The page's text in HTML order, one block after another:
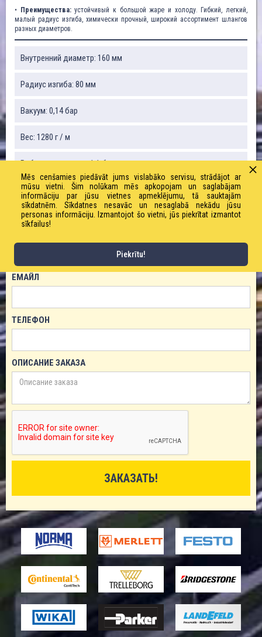
• Преимущества:устойчивый к большой жаре и холоду. Гибкий, легкий,
малый радиус изгиба, химически прочный, широкий ассортимент шлангов
разных диаметров.
Внутренний диаметр: 160 мм
Радиус изгиба: 80 мм
Вакуум: 0,14 бар
Вес: 1280 г / м
Рабочее давление: 1,1 бар
ЗАКАЗАТЬ ТОВАР!
ЕМАЙЛ
ТЕЛЕФОН
ОПИСАНИЕ ЗАКАЗА
Mēs cenšamies piedāvāt jums vislabāko servisu, strādājot ar
mūsu vietni. Šim nolūkam mēs apkopojam un saglabājam
informāciju par jūsu vietnes apmeklējumu, tā sauktajām
sīkdatnēm. Sīkdatnes nesavāc un nesaglabā nekādu jūsu
personas informāciju. Izmantojot šo vietni, jūs piekrītat izmantot
sīkfailus!
Piekrītu!